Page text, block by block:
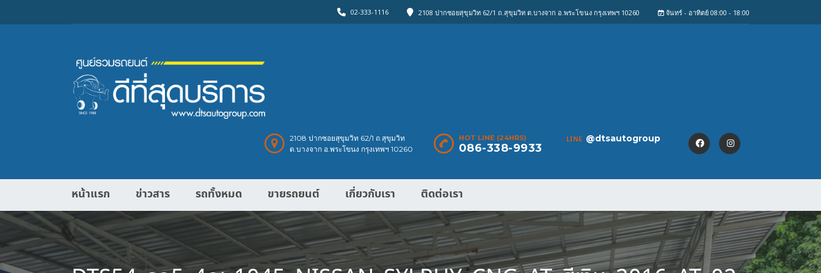
จันทร์ - อาทิตย์ 08:00 - 18:00
2108 ปากซอยสุขุมวิท 62/1 ถ.สุขุมวิท ต.บางจาก อ.พระโขนง กรุงเทพฯ 10260
02-333-1116
LINE @dtsautogroup
HOT LINE (24HRS)
086-338-9933
2108 ปากซอยสุขุมวิท 62/1 ถ.สุขุมวิท
ต.บางจาก อ.พระโขนง กรุงเทพฯ 10260
หน้าแรก ข่าวสาร รถทั้งหมด ขายรถยนต์ เกี่ยวกับเรา ติดต่อเรา